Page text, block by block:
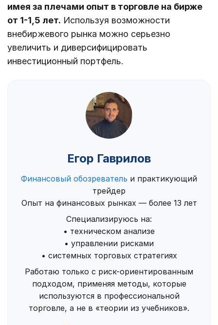
имея за плечами опыт в торговле на бирже
от 1-1,5 лет. Используя возможности
внебиржевого рынка можно серьезно
увеличить и диверсифицировать
инвестиционный портфель.
Егор Гаврилов
Финансовый обозреватель и практикующий
трейдер
Опыт на финансовых рынках — более 13 лет
Специализируюсь на:
• техническом анализе
• управлении рисками
• системных торговых стратегиях
Работаю только с риск-ориентированным
подходом, применяя методы, которые
используются в профессиональной
торговле, а не в «теории из учебников».